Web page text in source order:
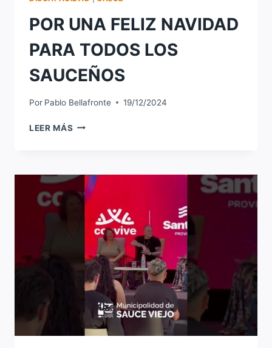
POR UNA FELIZ NAVIDAD
PARA TODOS LOS
SAUCEÑOS
Por Pablo Bellafronte 19/12/2024
LEER MÁS POR
PARA
TODOS
LOS
SAUCEÑOS